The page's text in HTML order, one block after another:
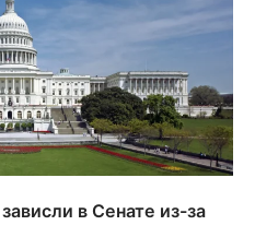
в Сенате из-за